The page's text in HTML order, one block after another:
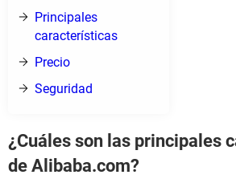
Principales
características
Precio
Seguridad
¿Cuáles son las principales
de Alibaba.com?